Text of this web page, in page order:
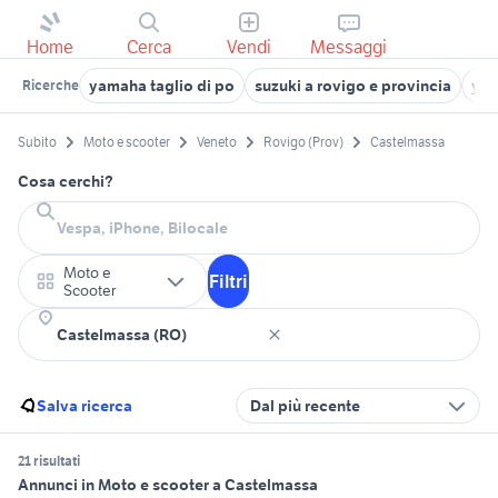
Home Cerca Vendi Messaggi
Ricerche yamaha taglio di po suzuki a rovigo e provincia
Subito Moto e scooter Veneto Rovigo (Prov) Castelmassa
Cosa cerchi?
Moto e
Scooter
Filtri
Salva ricerca Dal più recente
21 risultati
Annunci in Moto e scooter a Castelmassa